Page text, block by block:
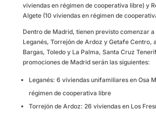
viviendas en régimen de cooperativa libre) y
Algete (10 viviendas en régimen de
Dentro de Madrid, tienen previsto comenzar
Leganés, Torrejón de Ardoz y Getafe Centro,
Bargas, Toledo y La Palma, Santa Cruz
promociones de Madrid serán las siguientes:
Leganés: 6 viviendas unifamiliares en Osa
régimen de cooperativa libre
Torrejón de Ardoz: 26 viviendas en Los